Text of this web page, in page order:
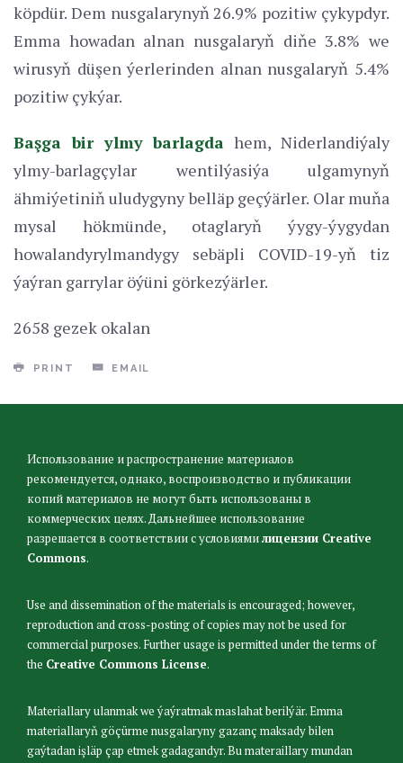
köpdür. Dem nusgalarynyň 26.9% pozitiw çykypdyr.
Emma howadan alnan nusgalaryň diňe 3.8% we
wirusyň düşen ýerlerinden alnan nusgalaryň 5.4%
pozitiw çykýar.
Başga bir ylmy barlagda hem, Niderlandiýaly
ylmy-barlagçylar wentilýasiýa ulgamynyň
ähmiýetiniň uludygyny belläp geçýärler. Olar muňa
mysal hökmünde, otaglaryň ýygy-ýygydan
howalandyrylmandygy sebäpli COVID-19-yň tiz
ýaýran garrylar öýüni görkezýärler.
2658 gezek okalan
PRINT EMAIL
Использование и распространение материалов
рекомендуется, однако, воспроизводство и публикации
копий материалов не могут быть использованы в
коммерческих целях. Дальнейшее использование
разрешается в соответствии с условиямилицензии Creative
Commons.
Use and dissemination of the materials is encouraged; however,
reproduction and cross-posting of copies may not be used for
commercial purposes. Further usage is permitted under the terms of
the Creative Commons License.
Materiallary ulanmak we ýaýratmak maslahat berilýär. Emma
materiallaryň göçürme nusgalaryny gazanç maksady bilen
gaýtadan işläp çap etmek gadagandyr. Bu materaillary mundan